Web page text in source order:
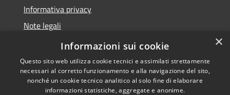
Informativa privacy
Note legali
Dichiarazione di accessibilità
×
Informazioni sui cookie
Questo sito web utilizza cookie tecnici e assimilati strettamente
necessari al corretto funzionamento e alla navigazione del sito,
nonché un cookie tecnico analitico al solo fine di elaborare
informazioni statistiche, aggregate e anonime.